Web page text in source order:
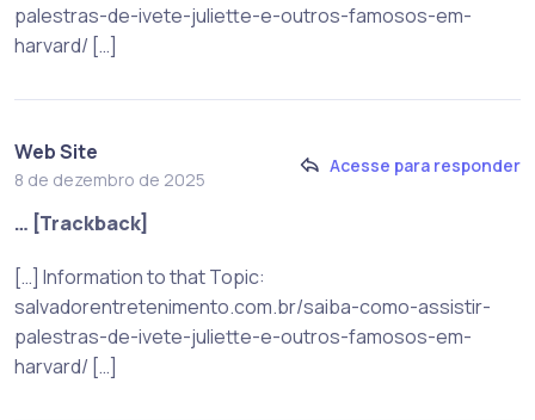
palestras-de-ivete-juliette-e-outros-famosos-em-
harvard/ […]
Web Site
8 de dezembro de 2025
Acesse para responder
… [Trackback]
[…] Information to that Topic:
salvadorentretenimento.com.br/saiba-como-assistir-
palestras-de-ivete-juliette-e-outros-famosos-em-
harvard/ […]